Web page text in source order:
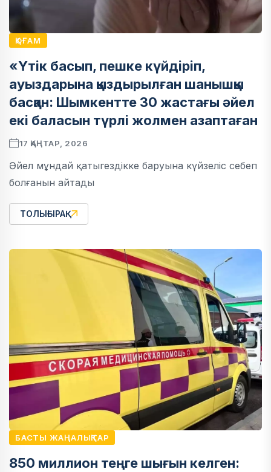
ҚОҒАМ
«Үтік басып, пешке күйдіріп,
ауыздарына қыздырылған шанышқы
басқан: Шымкентте 30 жастағы әйел
екі баласын түрлі жолмен азаптаған
17 ҚАҢТАР, 2026
Әйел мұндай қатыгездікке баруына күйзеліс себеп
болғанын айтады
ТОЛЫҒЫРАҚ
БАСТЫ ЖАҢАЛЫҚТАР
850 миллион теңге шығын келген: